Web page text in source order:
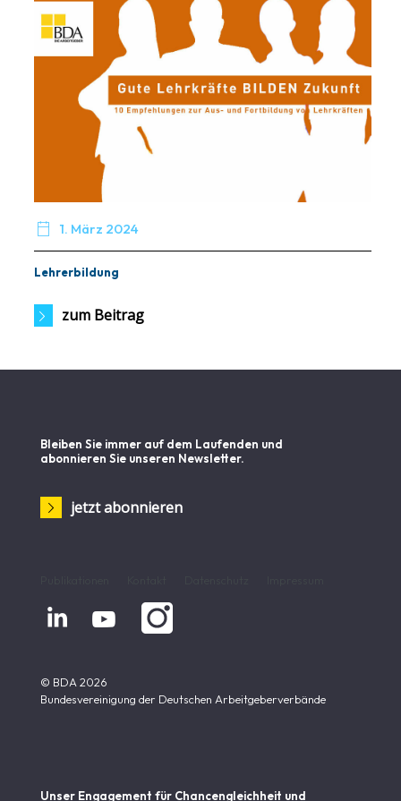
 1. März 2024
Lehrerbildung
zum Beitrag
Bleiben Sie immer auf dem Laufenden und
abonnieren Sie unseren Newsletter.
jetzt abonnieren
 
© BDA 2026
Bundesvereinigung der Deutschen Arbeitgeberverbände
Unser Engagement für Chancen­gleichheit und